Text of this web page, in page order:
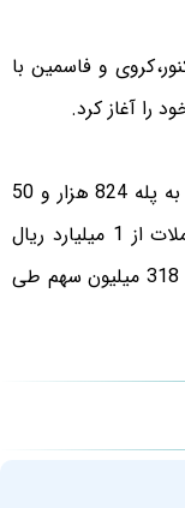
و فاسمین با
را آغاز کرد.
شاخص بازار فرابورس با 2.90 واحد کاهش به پله 824 هزار و 50
واحدی رسید ،بر این اساس ارزش کل معاملات از 1 میلیارد ریال
فراتر رفت که ناشی از دست به دست شدن 318 میلیون سهم طی